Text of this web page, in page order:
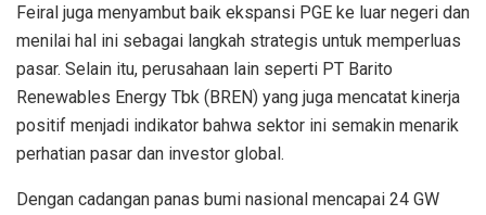
Feiral juga menyambut baik ekspansi PGE ke luar negeri dan
menilai hal ini sebagai langkah strategis untuk memperluas
pasar. Selain itu, perusahaan lain seperti PT Barito
Renewables Energy Tbk (BREN) yang juga mencatat kinerja
positif menjadi indikator bahwa sektor ini semakin menarik
perhatian pasar dan investor global.
Dengan cadangan panas bumi nasional mencapai 24 GW